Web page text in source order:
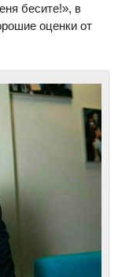
бесите!», в
оценки от